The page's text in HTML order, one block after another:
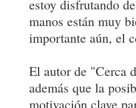
estoy disfrutando
manos están muy
importante aún, el
El autor de "Cerca
además que la
motivación clave